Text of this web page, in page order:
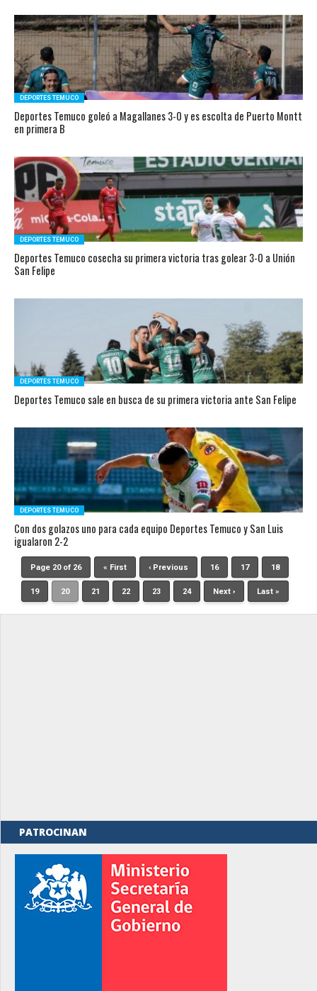
DEPORTES TEMUCO
Deportes Temuco goleó a Magallanes 3-0 y es escolta de Puerto Montt
en primera B
DEPORTES TEMUCO
Deportes Temuco cosecha su primera victoria tras golear 3-0 a Unión
San Felipe
DEPORTES TEMUCO
Deportes Temuco sale en busca de su primera victoria ante San Felipe
DEPORTES TEMUCO
Con dos golazos uno para cada equipo Deportes Temuco y San Luis
igualaron 2-2
Page 20 of 26 « First ‹ Previous 16 17 18
19 20 21 22 23 24 Next › Last »
PATROCINAN